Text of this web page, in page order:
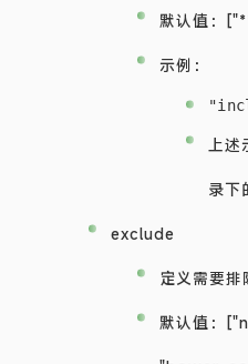
默认值：
示例：
上述
录下
exclude
定义需要排
默认值：